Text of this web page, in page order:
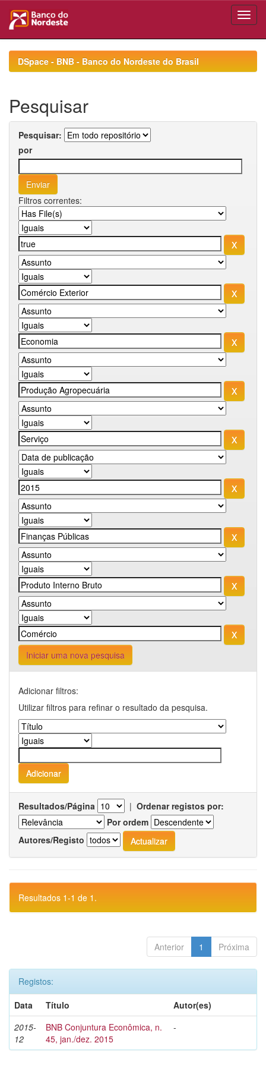
navigationDSpace - BNB - Banco do Nordeste do Brasil
Pesquisar
Pesquisar:
por
Filtros correntes:
Iniciar uma nova pesquisa
Adicionar filtros:
Utilizar filtros para refinar o resultado da pesquisa.
Resultados/Página | Ordenar registos por:
Por ordem
Autores/Registo
Resultados 1-1 de 1.
Anterior 1 Próxima
Registos:
Data
Título
Autor(es)
2015-
12
BNB Conjuntura Econômica, n.
45, jan./dez. 2015
-